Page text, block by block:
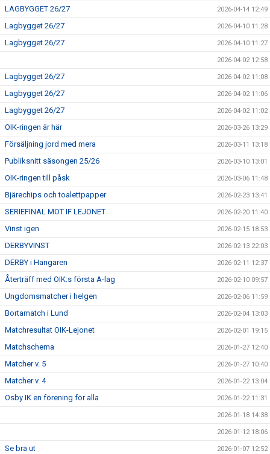
LAGBYGGET 26/27 2026-04-14 12:49
Lagbygget 26/27 2026-04-10 11:28
Lagbygget 26/27 2026-04-10 11:27
2026-04-02 12:58
Lagbygget 26/27 2026-04-02 11:08
Lagbygget 26/27 2026-04-02 11:06
Lagbygget 26/27 2026-04-02 11:02
OIK-ringen är här 2026-03-26 13:29
Försäljning jord med mera 2026-03-11 13:18
Publiksnitt säsongen 25/26 2026-03-10 13:01
OIK-ringen till påsk 2026-03-06 11:48
Bjärechips och toalettpapper 2026-02-23 13:41
SERIEFINAL MOT IF LEJONET 2026-02-20 11:40
Vinst igen 2026-02-15 18:53
DERBYVINST 2026-02-13 22:03
DERBY i Hangaren 2026-02-11 12:37
Återträff med OIK:s första A-lag 2026-02-10 09:57
Ungdomsmatcher i helgen 2026-02-06 11:59
Bortamatch i Lund 2026-02-04 13:03
Matchresultat OIK-Lejonet 2026-02-01 19:15
Matchschema 2026-01-27 12:40
Matcher v. 5 2026-01-27 10:40
Matcher v. 4 2026-01-22 13:04
Osby IK en förening för alla 2026-01-22 11:31
2026-01-18 14:38
2026-01-12 18:06
Se bra ut 2026-01-07 12:52